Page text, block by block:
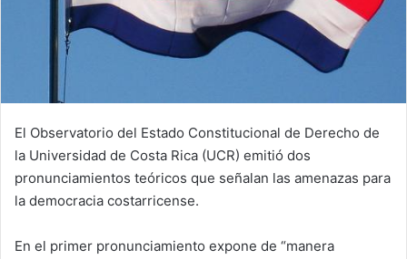
El Observatorio del Estado Constitucional de Derecho de
la Universidad de Costa Rica (UCR) emitió dos
pronunciamientos teóricos que señalan las amenazas para
la democracia costarricense.
En el primer pronunciamiento expone de “manera